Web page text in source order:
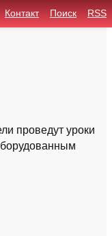
проведут уроки
Контакт Поиск RSS